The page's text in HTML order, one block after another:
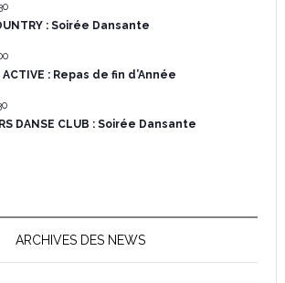
: Soirée Dansante
ACTIVE : Repas de fin d’Année
DANSE CLUB : Soirée Dansante
ARCHIVES DES NEWS